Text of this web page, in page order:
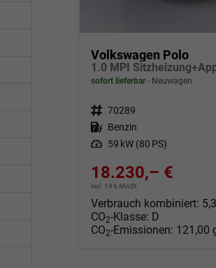
Volkswagen Polo
sofort lieferbar Neuwagen
Fahrzeugnr. 70289
Kraftstoff Benzin
Leistung 59 kW (80 PS)
18.230,– €
incl. 19% MwSt.
Verbrauch kombiniert:
CO2-Klasse: D
CO2-Emissionen: 121,00